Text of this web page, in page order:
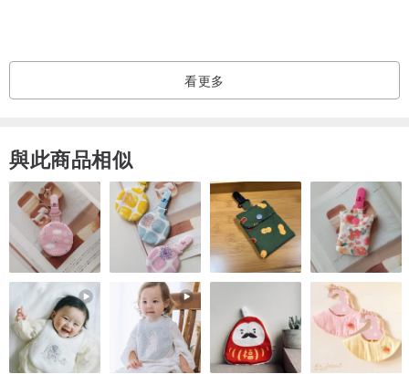
· 含透明片尺寸8 x 13 x 0.3 cm
⧑ puddle. 小水窪 水晶印章用壓克力取手
· 尺寸4.5 x 5.3 x 1 cm
· 一組印章限加購一份，不提供單獨購買
· 水晶印章保存方式
需放置在陰涼處，避免長時間暴露在陽光下導致印章變黃變質
清潔可用布沾清水擦拭即可，使用後印章有染色情形為正常現象
看更多
與此商品相似